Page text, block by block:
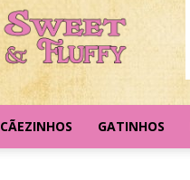
CÃEZINHOS GATINHOS